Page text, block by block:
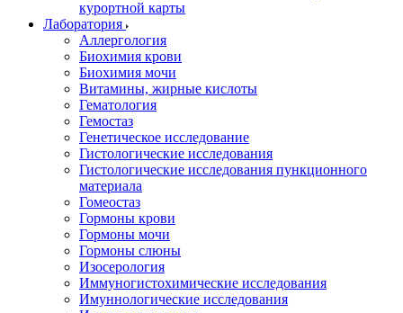
курортной карты
Лаборатория
Аллергология
Биохимия крови
Биохимия мочи
Витамины, жирные кислоты
Гематология
Гемостаз
Генетическое исследование
Гистологические исследования
Гистологические исследования пункционного
материала
Гомеостаз
Гормоны крови
Гормоны мочи
Гормоны слюны
Изосерология
Иммуногистохимические исследования
Имуннологические исследования